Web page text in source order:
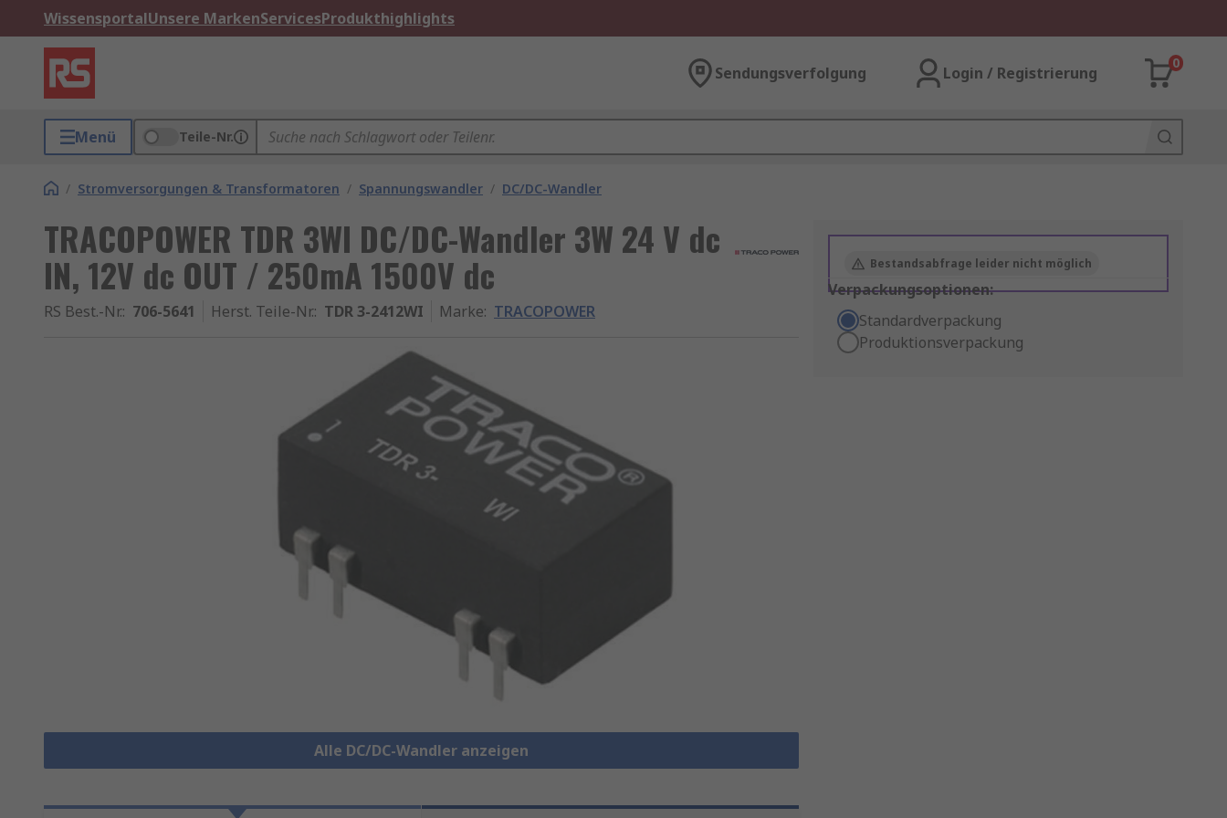
WissensportalUnsere MarkenServicesProdukthighlights
Sendungsverfolgung Login / Registrierung
0
Menü Teile-Nr.
/ Stromversorgungen & Transformatoren / Spannungswandler / DC/DC-Wandler
TRACOPOWER TDR 3WI DC/DC-Wandler 3W 24 V dc
IN, 12V dc OUT / 250mA 1500V dc
RS Best.-Nr.: 706-5641 Herst. Teile-Nr.: TDR 3-2412WI Marke: TRACOPOWER
Alle DC/DC-Wandler anzeigen
Bestandsabfrage leider nicht möglich
Verpackungsoptionen:
Standardverpackung
Produktionsverpackung